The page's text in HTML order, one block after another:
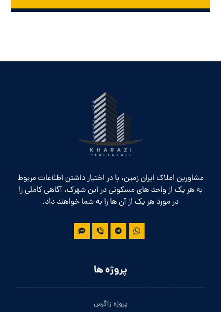
مشاورین املاک ایران زمین، با در اختیار داشتن اطلاعات مربوط
به هر یک از واحد های مسکونی در این شهرک، آگاهی کاملی را
در مورد هر یک از آن ها را به شما خواهند داد.
پروژه ها
پروژه زاگرس